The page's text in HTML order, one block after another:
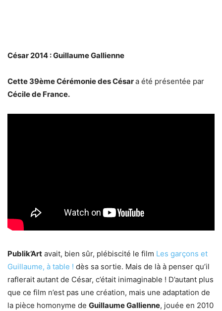
César 2014 : Guillaume Gallienne
Cette 39ème Cérémonie des Césara été présentée par
Cécile de France.
Publik’Art avait, bien sûr, plébiscité le film Les garçons et
Guillaume, à table ! dès sa sortie. Mais de là à penser qu’il
raflerait autant de César, c’était inimaginable ! D’autant plus
que ce film n’est pas une création, mais une adaptation de
la pièce homonyme de Guillaume Gallienne, jouée en 2010